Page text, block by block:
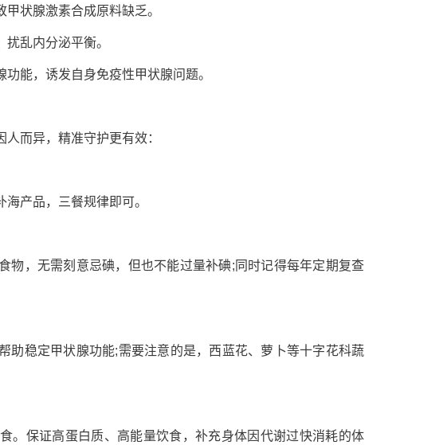
状腺激素合成原料缺乏。
乱内分泌平衡。
能，诱发自身免疫性甲状腺问题。
而异，精准守护更有效：
产品，三餐规律即可。
，无需刻意忌碘，但也不能过量补碘;同时记得每年定期复查
稳定甲状腺功能;需要注意的是，西蓝花、萝卜等十字花科蔬
保证高蛋白质、高能量饮食，补充身体因代谢过快消耗的体